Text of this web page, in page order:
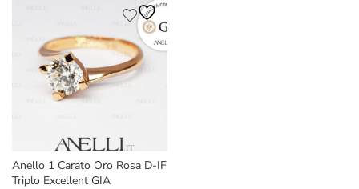
Anello 1 Carato Oro Rosa D-IF
Triplo Excellent GIA